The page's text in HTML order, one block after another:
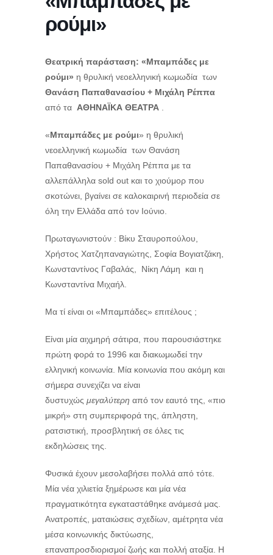
ρούμι»
Θεατρική παράσταση: «Μπαμπάδες με
ρούμι» η θρυλική νεοελληνική κωμωδία των
Θανάση Παπαθανασίου + Μιχάλη Ρέππα
από τα ΑΘΗΝΑΪΚΑ ΘΕΑΤΡΑ
«Μπαμπάδες με ρούμι» η θρυλική
νεοελληνική κωμωδία των Θανάση
Παπαθανασίου + Μιχάλη Ρέππα με τα
αλλεπάλληλα sold out και το χιούμορ που
σκοτώνει, βγαίνει σε καλοκαιρινή περιοδεία σε
όλη την Ελλάδα από τον Ιούνιο.
Πρωταγωνιστούν : Βίκυ Σταυροπούλου,
Χρήστος Χατζηπαναγιώτης, Σοφία Βογιατζάκη,
Κωνσταντίνος Γαβαλάς, Νίκη Λάμη και η
Κωνσταντίνα Μιχαήλ.
Μα τί είναι οι «Μπαμπάδες» επιτέλους ;
Είναι μία αιχμηρή σάτιρα, που παρουσιάστηκε
πρώτη φορά το 1996 και διακωμωδεί την
ελληνική κοινωνία. Μία κοινωνία που ακόμη και
σήμερα συνεχίζει να είναι
δυστυχώς μεγαλύτερη από τον εαυτό της, «πιο
μικρή» στη συμπεριφορά της, άπληστη,
ρατσιστική, προσβλητική σε όλες τις
εκδηλώσεις της.
Φυσικά έχουν μεσολαβήσει πολλά από τότε.
Μία νέα χιλιετία ξημέρωσε και μία νέα
πραγματικότητα εγκαταστάθηκε ανάμεσά μας.
Ανατροπές, ματαιώσεις σχεδίων, αμέτρητα νέα
μέσα κοινωνικής δικτύωσης,
επαναπροσδιορισμοί ζωής και πολλή αταξία. Η